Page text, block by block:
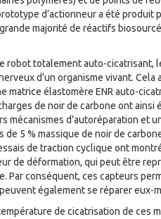
d’actionneur a été produit
majorité de réactifs
robot totalement auto-cicatrisant,
d’un organisme vivant.
matrice élastomère ENR auto-
de noir de carbone ont ainsi
mécanismes d’autoréparation et
de 5 % massique de noir de
de traction cyclique ont
de déformation, qui peut être
Par conséquent, ces capteurs
également se réparer eux-
de cicatrisation de ces